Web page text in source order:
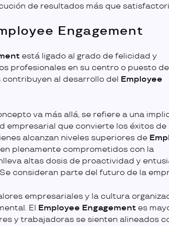
de resultados más que
Engagement
está ligado al grado de felicidad y
profesionales en su centro o puesto de
al desarrollo del Employee
va más allá, se refiere a una
empresarial que convierte los éxitos de
alcanzan niveles superiores de
plenamente comprometidos con la
altas dosis de proactividad y
consideran parte del futuro de la
empresariales y la cultura
El Employee Engagement es
y trabajadoras se sienten alineados